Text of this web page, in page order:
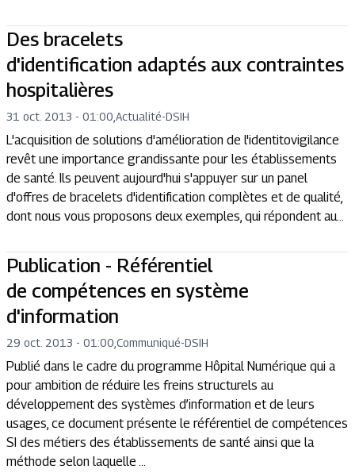
Des bracelets
d'identification adaptés aux contraintes
hospitalières
31 oct. 2013 - 01:00 Actualité-DSIH
L'acquisition de solutions d'amélioration de l'identitovigilance
revêt une importance grandissante pour les établissements
de santé. Ils peuvent aujourd'hui s'appuyer sur un panel
d'offres de bracelets d'identification complètes et de qualité,
dont nous vous proposons deux exemples, qui répondent au...
Publication - Référentiel
de compétences en système
d'information
29 oct. 2013 - 01:00 Communiqué-DSIH
Publié dans le cadre du programme Hôpital Numérique qui a
pour ambition de réduire les freins structurels au
développement des systèmes d’information et de leurs
usages, ce document présente le référentiel de compétences
SI des métiers des établissements de santé ainsi que la
méthode selon laquelle ...